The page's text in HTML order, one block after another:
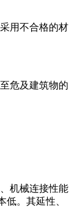
用不合格的材
危及建筑物的
机械连接性能
。其延性、